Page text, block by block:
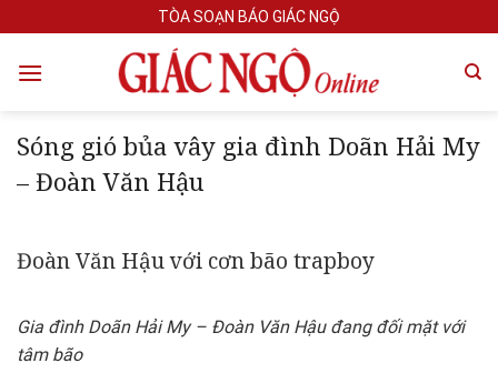
to
content
TÒA SOẠN BÁO GIÁC NGỘ
Sóng gió bủa vây gia đình Doãn Hải My
– Đoàn Văn Hậu
Đoàn Văn Hậu với cơn bão trapboy
Gia đình Doãn Hải My – Đoàn Văn Hậu đang đối mặt với
tâm bão